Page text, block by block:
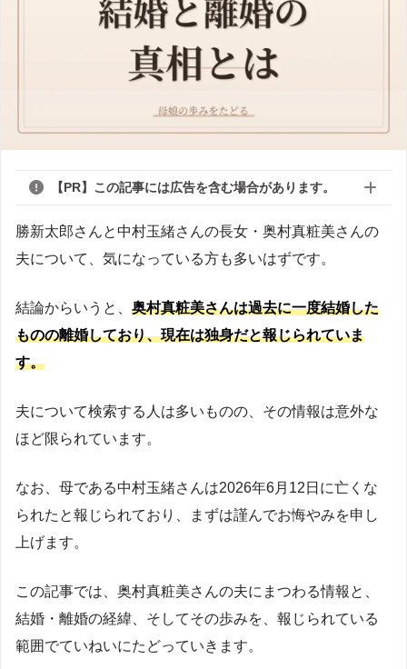
【PR】この記事には広告を含む場合があります。
勝新太郎さんと中村玉緒さんの長女・奥村真粧美さんの
夫について、気になっている方も多いはずです。
結論からいうと、 奥村真粧美さんは過去に一度結婚した
ものの離婚しており、現在は独身だと報じられていま
す。
夫について検索する人は多いものの、その情報は意外な
ほど限られています。
なお、母である中村玉緒さんは2026年6月12日に亡くな
られたと報じられており、まずは謹んでお悔やみを申し
上げます。
この記事では、奥村真粧美さんの夫にまつわる情報と、
結婚・離婚の経緯、そしてその歩みを、報じられている
範囲でていねいにたどっていきます。